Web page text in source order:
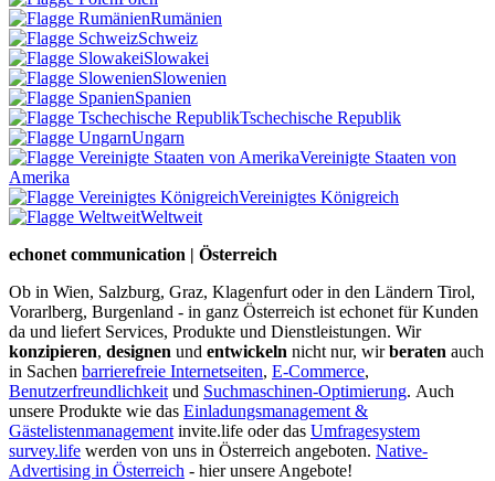
Rumänien
Schweiz
Slowakei
Slowenien
Spanien
Tschechische Republik
Ungarn
Vereinigte Staaten von
Amerika
Vereinigtes Königreich
Weltweit
echonet communication | Österreich
Ob in Wien, Salzburg, Graz, Klagenfurt oder in den Ländern Tirol,
Vorarlberg, Burgenland - in ganz Österreich ist echonet für Kunden
da und liefert Services, Produkte und Dienstleistungen. Wir
konzipieren, designen und entwickeln nicht nur, wirberaten auch
in Sachen barrierefreie Internetseiten, E-Commerce,
Benutzerfreundlichkeit und Suchmaschinen-Optimierung. Auch
unsere Produkte wie das Einladungsmanagement &
Gästelistenmanagement invite.life oder das Umfragesystem
survey.life werden von uns in Österreich angeboten. Native-
Advertising in Österreich - hier unsere Angebote!